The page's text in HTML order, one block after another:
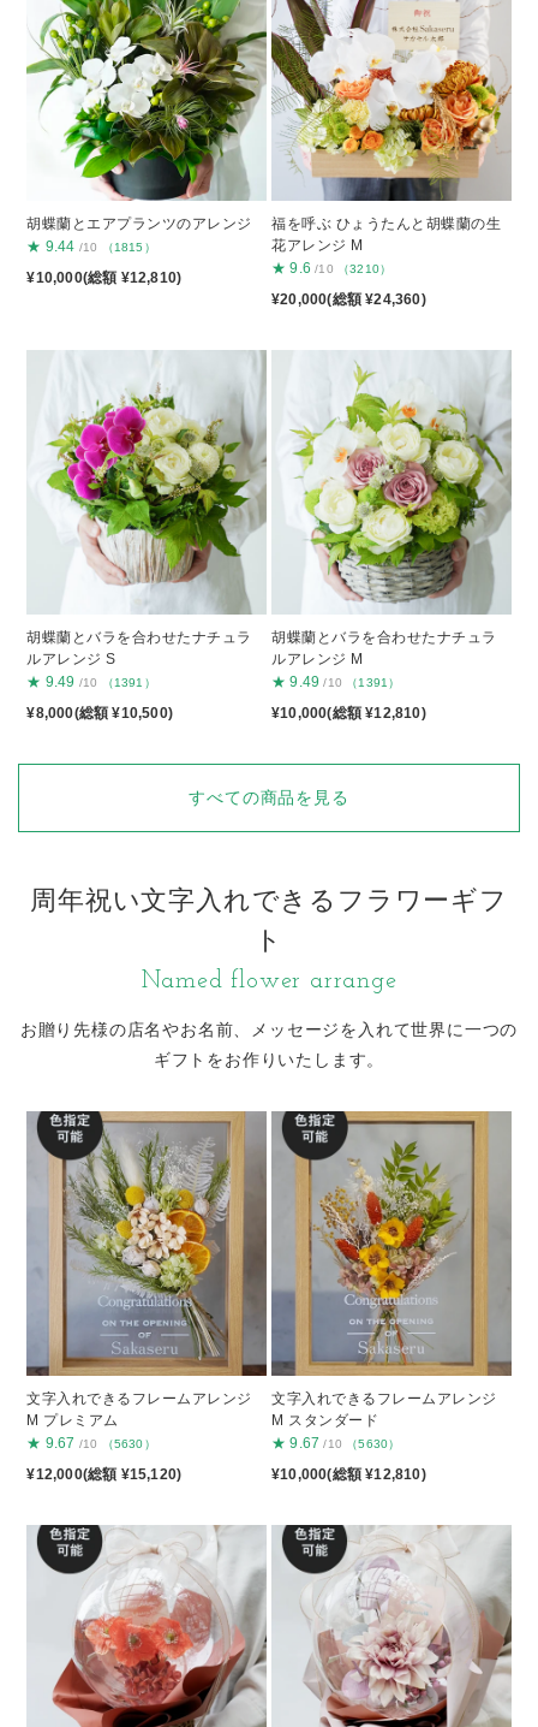
胡蝶蘭とエアプランツのアレンジ
★ 9.44 /10 （1815）
¥10,000(総額 ¥12,810)
福を呼ぶ ひょうたんと胡蝶蘭の生
花アレンジ M
★ 9.6 /10 （3210）
¥20,000(総額 ¥24,360)
胡蝶蘭とバラを合わせたナチュラ
ルアレンジ S
★ 9.49 /10 （1391）
¥8,000(総額 ¥10,500)
胡蝶蘭とバラを合わせたナチュラ
ルアレンジ M
★ 9.49 /10 （1391）
¥10,000(総額 ¥12,810)
すべての商品を見る
周年祝い文字入れできるフラワーギフ
ト
Named flower arrange
お贈り先様の店名やお名前、メッセージを入れて世界に一つの
ギフトをお作りいたします。
文字入れできるフレームアレンジ
M プレミアム
★ 9.67 /10 （5630）
¥12,000(総額 ¥15,120)
文字入れできるフレームアレンジ
M スタンダード
★ 9.67 /10 （5630）
¥10,000(総額 ¥12,810)